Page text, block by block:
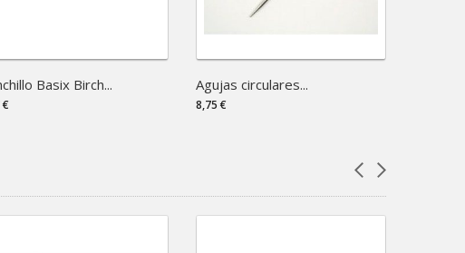
Basix Birch...
€
Agujas circulares...
8,75 €